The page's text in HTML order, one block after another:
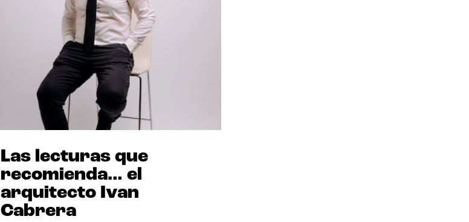
Las lecturas que
recomienda… el
arquitecto Ivan
Cabrera